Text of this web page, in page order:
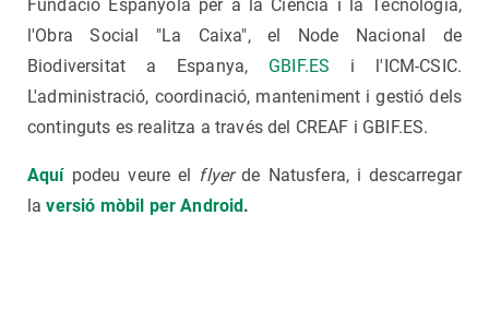
Fundació Espanyola per a la Ciència i la Tecnologia,
l'Obra Social "La Caixa", el Node Nacional de
Biodiversitat a Espanya, GBIF.ES i l'ICM-CSIC.
L'administració, coordinació, manteniment i gestió dels
continguts es realitza a través del CREAF i GBIF.ES.
Aquípodeu veure el flyerde Natusfera, i descarregar
laversió mòbil per Android .